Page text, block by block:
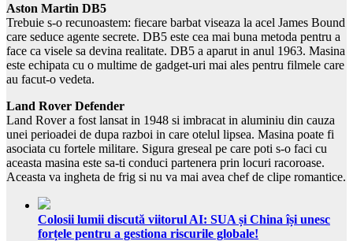
Aston Martin DB5
Trebuie s-o recunoastem: fiecare barbat viseaza la acel James Bound
care seduce agente secrete. DB5 este cea mai buna metoda pentru a
face ca visele sa devina realitate. DB5 a aparut in anul 1963. Masina
este echipata cu o multime de gadget-uri mai ales pentru filmele care
au facut-o vedeta.
Land Rover Defender
Land Rover a fost lansat in 1948 si imbracat in aluminiu din cauza
unei perioadei de dupa razboi in care otelul lipsea. Masina poate fi
asociata cu fortele militare. Sigura greseal pe care poti s-o faci cu
aceasta masina este sa-ti conduci partenera prin locuri racoroase.
Aceasta va ingheta de frig si nu va mai avea chef de clipe romantice.
Colosii lumii discută viitorul AI: SUA și China își unesc
forțele pentru a gestiona riscurile globale!